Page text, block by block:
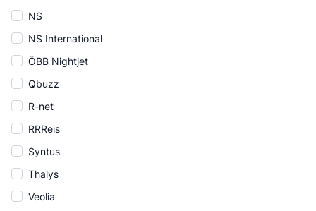
NS
NS International
ÖBB Nightjet
Qbuzz
R-net
RRReis
Syntus
Thalys
Veolia